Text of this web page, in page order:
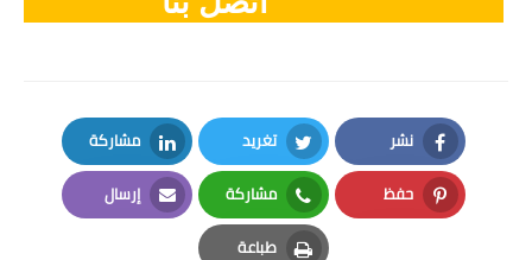
نشر
Facebook
تغريد
Twitter
مشاركة
LinkedIn
حفظ
Pinterest
مشاركة
Whatsapp
إرسال
Email
طباعة